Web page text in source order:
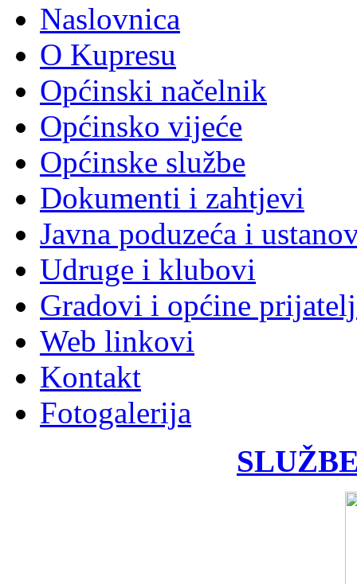
Naslovnica
O Kupresu
Općinski načelnik
Općinsko vijeće
Općinske službe
Dokumenti i zahtjevi
Javna poduzeća i
Udruge i klubovi
Gradovi i općine
Web linkovi
Kontakt
Fotogalerija